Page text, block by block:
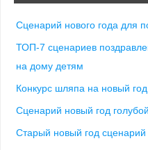
Сценарий нового года для
ТОП-7 сценариев
на дому детям
Конкурс шляпа на новый год
Сценарий новый год
Старый новый год сценарий